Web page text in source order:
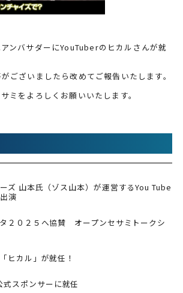
ンバサダーにYouTuberのヒカルさんが就
ございましたら改めてご報告いたします。
ミをよろしくお願いいたします。
ズ 山本氏（ゾス山本）が運営するYou Tube
演
２０２５へ協賛 オープンセサミトークシ
ヒカル」が就任！
スポンサーに就任